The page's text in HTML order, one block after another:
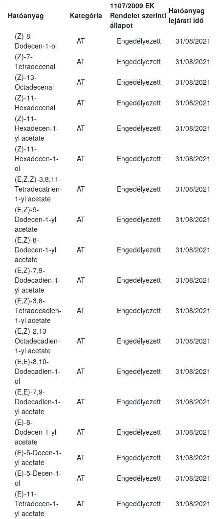
Hatóanyag Kategória
1107/2009 EK
Rendelet szerinti
állapot
Hatóanyag
lejárati idő
(Z)-8-
Dodecen-1-ol
AT Engedélyezett
31/08/2021
(Z)-7-
Tetradecenal
AT Engedélyezett
31/08/2021
(Z)-13-
Octadecenal
AT Engedélyezett
31/08/2021
(Z)-11-
Hexadecenal
AT Engedélyezett
31/08/2021
(Z)-11-
Hexadecen-1-
yl acetate
AT Engedélyezett 31/08/2021
(Z)-11-
Hexadecen-1-
ol
AT Engedélyezett 31/08/2021
(E,Z,Z)-3,8,11-
Tetradecatrien-
1-yl acetate
AT Engedélyezett 31/08/2021
(E,Z)-9-
Dodecen-1-yl
acetate
AT Engedélyezett 31/08/2021
(E,Z)-8-
Dodecen-1-yl
acetate
AT Engedélyezett 31/08/2021
(E,Z)-7,9-
Dodecadien-1-
yl acetate
AT Engedélyezett 31/08/2021
(E,Z)-3,8-
Tetradecadien-
1-yl acetate
AT Engedélyezett 31/08/2021
(E,Z)-2,13-
Octadecadien-
1-yl acetate
AT Engedélyezett 31/08/2021
(E,E)-8,10-
Dodecadien-1-
ol
AT Engedélyezett 31/08/2021
(E,E)-7,9-
Dodecadien-1-
yl acetate
AT Engedélyezett 31/08/2021
(E)-8-
Dodecen-1-yl
acetate
AT Engedélyezett 31/08/2021
(E)-5-Decen-1-
yl acetate
AT Engedélyezett
31/08/2021
(E)-5-Decen-1-
ol
AT Engedélyezett
31/08/2021
(E)-11-
Tetradecen-1-
yl acetate
AT Engedélyezett 31/08/2021